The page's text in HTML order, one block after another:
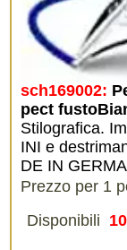
sch169002:
pect
Stilografica.
INI e
DE IN
Prezzo per 1
Disponibili 10